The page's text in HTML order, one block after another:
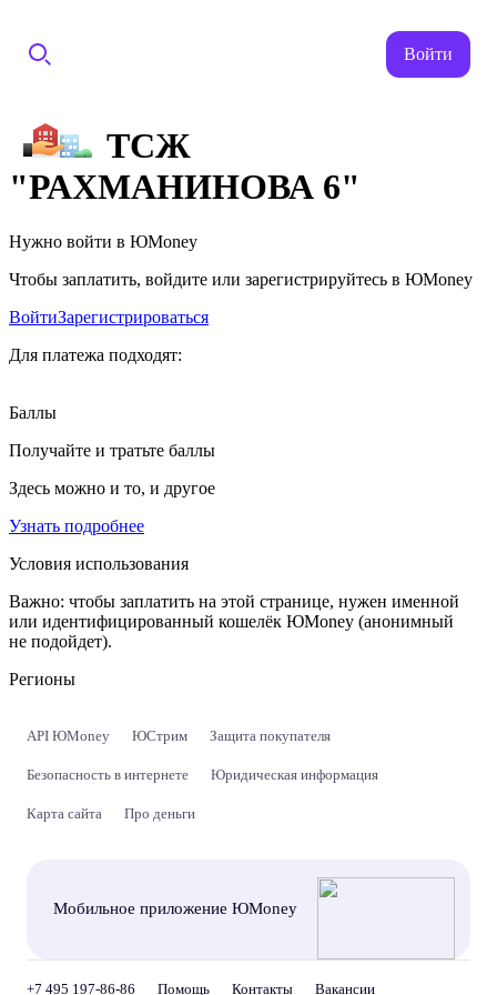
Войти
ТСЖ
"РАХМАНИНОВА 6"
Нужно войти в ЮMoney
Чтобы заплатить, войдите или зарегистрируйтесь в ЮMoney
ВойтиЗарегистрироваться
Для платежа подходят:
Баллы
Получайте и тратьте баллы
Здесь можно и то, и другое
Узнать подробнее
Условия использования
Важно: чтобы заплатить на этой странице, нужен именной
или идентифицированный кошелёк ЮMoney (анонимный
не подойдет).
Регионы
API ЮMoney ЮСтрим Защита покупателя
Безопасность в интернете Юридическая информация
Карта сайта Про деньги
Мобильное приложение ЮMoney
+7 495 197-86-86 Помощь Контакты Вакансии